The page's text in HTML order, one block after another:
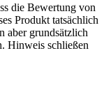
die Bewertung von
Produkt tatsächlich
aber grundsätzlich
Hinweis schließen